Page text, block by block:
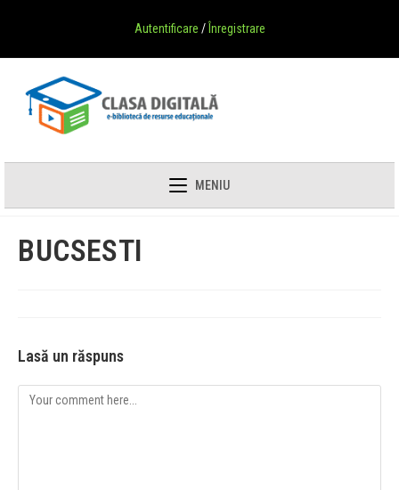
Autentificare / Înregistrare
MENIU
BUCSESTI
Lasă un răspuns